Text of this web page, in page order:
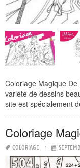
Coloriage Magique
variété de dessins
site est spécialement
Coloriage
COLORIAGE